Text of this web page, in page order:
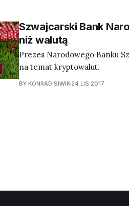
Szwajcarski Bank
niż walutą
Prezes Narodowego Banku
na temat kryptowalut.
BY KONRAD SIWIK 24 LIS 2017